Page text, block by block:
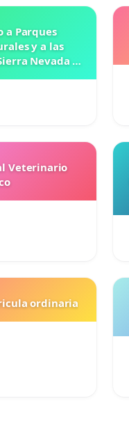
a Parques
y a las
Nevada de
Veterinario
ordinaria